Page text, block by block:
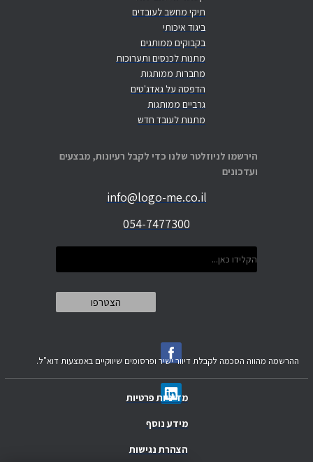
תיקי מחשב לעובדים
ביגוד איכותי
בקבוקים ממותגים
מתנות לכנסים ותערוכות
מחברות ממותגות
הדפסה על גאדג'טים
גרביים ממותגות
מתנות לעובד חדש
הירשמו לניוזלטר שלנו כדי לקבל רעיונות, מבצעים
ועדכונים
info@logo-me.co.il
054-7477300
מדיניות פרטיות
מידע נוסף
הצהרת נגישות
ההרשמה מהווה הסכמה לקבלת דיוור ישיר ופרסומים שיווקיים באמצעות דוא"ל.